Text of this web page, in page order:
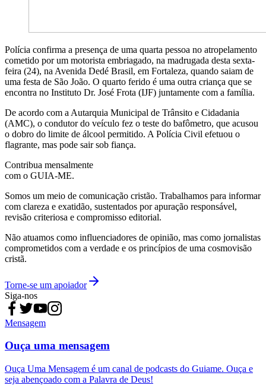
Polícia confirma a presença de uma quarta pessoa no atropelamento
cometido por um motorista embriagado, na madrugada desta sexta-
feira (24), na Avenida Dedé Brasil, em Fortaleza, quando saiam de
uma festa de São João. O quarto ferido é uma outra criança que se
encontra no Instituto Dr. José Frota (IJF) juntamente com a família.
De acordo com a Autarquia Municipal de Trânsito e Cidadania
(AMC), o condutor do veículo fez o teste do bafômetro, que acusou
o dobro do limite de álcool permitido. A Polícia Civil efetuou o
flagrante, mas pode sair sob fiança.
Contribua mensalmente
com o GUIA-ME.
Somos um meio de comunicação cristão. Trabalhamos para informar
com clareza e exatidão, sustentados por apuração responsável,
revisão criteriosa e compromisso editorial.
Não atuamos como influenciadores de opinião, mas como jornalistas
comprometidos com a verdade e os princípios de uma cosmovisão
cristã.
Torne-se um apoiador
Siga-nos
Mensagem
Ouça uma mensagem
Ouça Uma Mensagem é um canal de podcasts do Guiame. Ouça e
seja abençoado com a Palavra de Deus!